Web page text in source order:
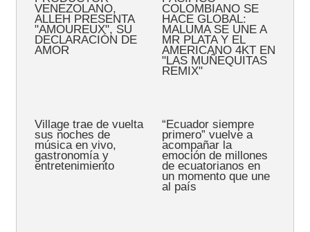
VENEZOLANO,
ALLEH PRESENTA
"AMOUREUX", SU
DECLARACIÓN DE
AMOR
COLOMBIANO SE
HACE GLOBAL:
MALUMA SE UNE A
MR PLATA Y EL
AMERICANO 4KT EN
"LAS MUÑEQUITAS
REMIX"
Village trae de vuelta
sus noches de
música en vivo,
gastronomía y
entretenimiento
“Ecuador siempre
primero” vuelve a
acompañar la
emoción de millones
de ecuatorianos en
un momento que une
al país